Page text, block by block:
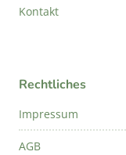
Kontakt
Rechtliches
Impressum
AGB